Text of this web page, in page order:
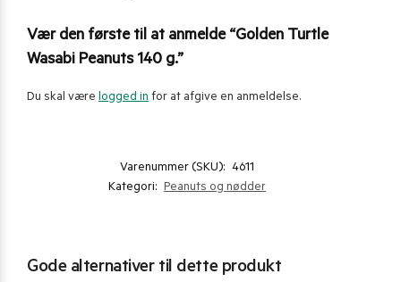
Vær den første til at anmelde “Golden Turtle
Wasabi Peanuts 140 g.”
Du skal være logged in for at afgive en anmeldelse.
Varenummer (SKU): 4611
Kategori: Peanuts og nødder
Gode alternativer til dette produkt